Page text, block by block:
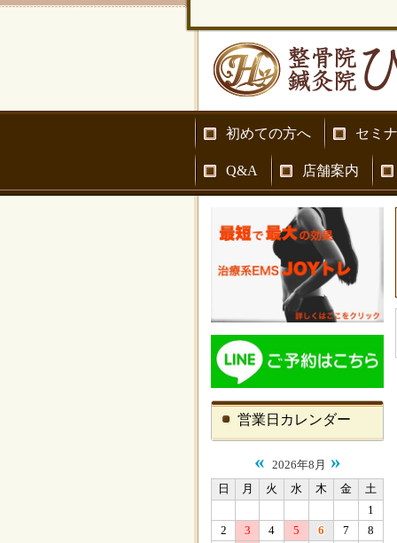
初めての方へ セミ
Q&A 店舗案内
営業日カレンダー
« 2026年8月 »
日 月 火 水 木 金
土
1
2
3 4 5 6 7
8